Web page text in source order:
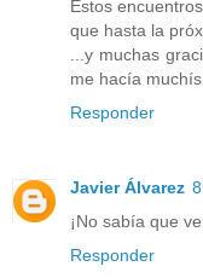
Estos
que hasta la
...y muchas
me hacía
Responder
Javier Álvarez
¡No sabía que
Responder